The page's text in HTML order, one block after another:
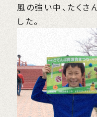
風の強い中、たく
した。